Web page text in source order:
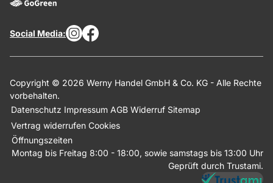
Social Media:
Copyright © 2026 Werny Handel GmbH & Co. KG - Alle Rechte
vorbehalten.
Datenschutz Impressum AGB Widerruf Sitemap
Vertrag widerrufen Cookies
Öffnungszeiten
Montag bis Freitag 8:00 - 18:00, sowie samstags bis 13:00 Uhr
Geprüft durch Trustami.